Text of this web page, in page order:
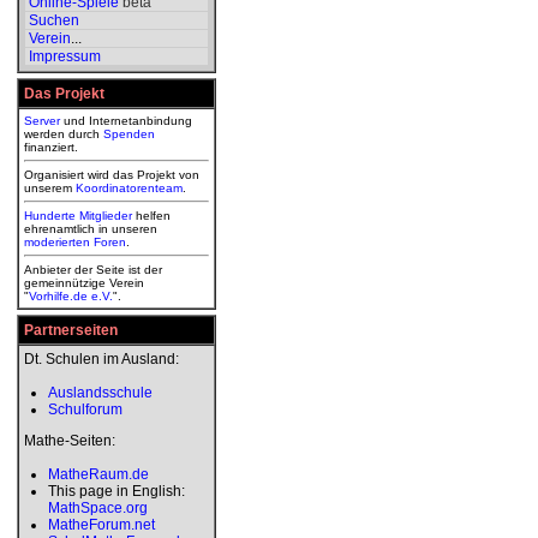
Suchen
Verein...
Impressum
Das Projekt
Serverund Internetanbindung
werden durch Spenden
finanziert.
Organisiert wird das Projekt von
unserem Koordinatorenteam
Hunderte Mitgliederhelfen
ehrenamtlich in unseren
moderierten Foren
Anbieter der Seite ist der
gemeinnützige Verein
"Vorhilfe.de e.V.".
Partnerseiten
Dt. Schulen im Ausland:
Auslandsschule
Schulforum
Mathe-Seiten:
MatheRaum.de
This page in English:
MathSpace.org
MatheForum.net